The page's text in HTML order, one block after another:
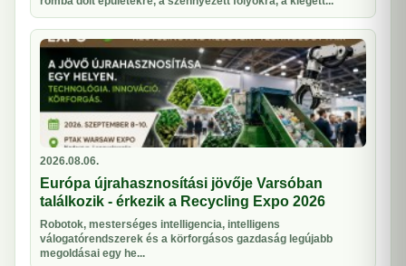
2026.08.06.
Európa újrahasznosítási jövője Varsóban
találkozik - érkezik a Recycling Expo 2026
Robotok, mesterséges intelligencia, intelligens
válogatórendszerek és a körforgásos gazdaság legújabb
megoldásai egy he...